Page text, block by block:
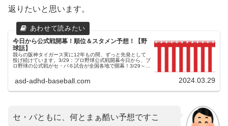
返りたいと思います。
今日から公式戦開幕！順位＆スタメン予想！【野
球話】
我らの阪神タイガース実に12年もの間、ずっと先発として
投げ続けています。3/29：プロ野球公式戦開幕今日から、プ
ロ野球の公式戦がセ・パ６試合が全国各地で開幕！3/29～：
asd-adhd-baseball.com 2024.03.29
セ・パともに、何とまぁ酷い予想ですこ